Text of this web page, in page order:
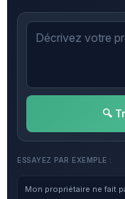
🔍
ESSAYEZ PAR EXEMPLE :
Mon propriétaire ne fait